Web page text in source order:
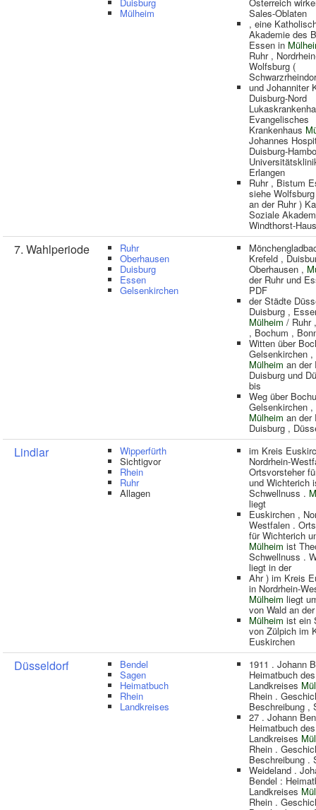
Mülheim Sales-Oblaten
, eine
Akademie des
Essen in
Ruhr ,
Wolfsburg (
und Johanniter
Duisburg-Nord
Evangelisches
Krankenhaus
Johannes
Duisburg-
Erlangen
Ruhr , Bistum
siehe
an der Ruhr )
Soziale
Windthorst-Haus
7. Wahlperiode Ruhr
Oberhausen
Duisburg
Essen
Gelsenkirchen
Krefeld ,
Oberhausen ,
der Ruhr und
PDF
der Städte
Duisburg ,
Mülheim/ Ruhr
, Bochum ,
Witten über
Gelsenkirchen
Mülheim an der
Duisburg und
bis
Weg über
Gelsenkirchen
Mülheim an der
Duisburg ,
Lindlar Wipperfürth
Sichtigvor
Rhein
Ruhr
Allagen
im Kreis
Nordrhein-
Ortsvorsteher
und Wichterich
Schwellnuss .
liegt
Euskirchen ,
Westfalen .
für Wichterich
Mülheim ist
Schwellnuss .
liegt in der
Ahr ) im Kreis
in Nordrhein-
Mülheim liegt
von Wald an
Mülheim ist ein
von Zülpich im
Euskirchen
Düsseldorf Bendel
Sagen
Heimatbuch
Rhein
Landkreises
1911 . Johann
Heimatbuch des
Landkreises
Rhein .
Beschreibung ,
27 . Johann
Heimatbuch des
Landkreises
Rhein .
Beschreibung .
Weideland .
Bendel :
Landkreises
Rhein .